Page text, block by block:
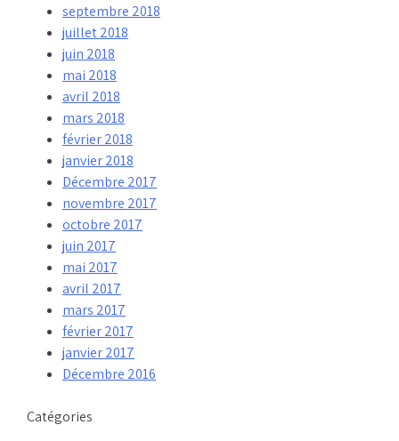
septembre 2018
juillet 2018
juin 2018
mai 2018
avril 2018
mars 2018
février 2018
janvier 2018
Décembre 2017
novembre 2017
octobre 2017
juin 2017
mai 2017
avril 2017
mars 2017
février 2017
janvier 2017
Décembre 2016
Catégories